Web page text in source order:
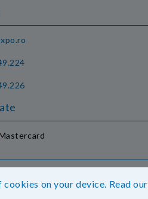
on your device. Read our